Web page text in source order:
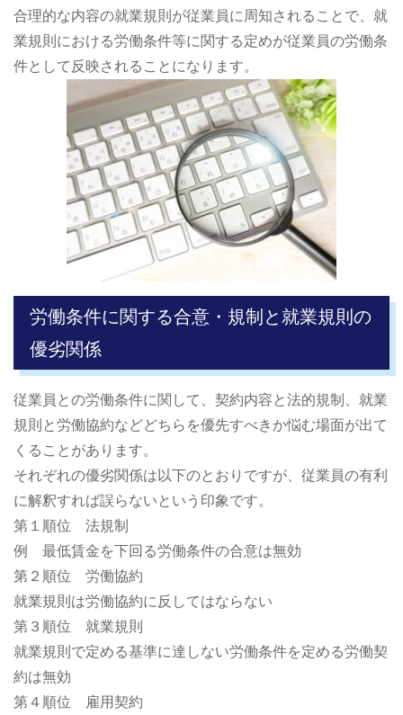
合理的な内容の就業規則が従業員に周知されることで、就
業規則における労働条件等に関する定めが従業員の労働条
件として反映されることになります。
労働条件に関する合意・規制と就業規則の
優劣関係
従業員との労働条件に関して、契約内容と法的規制、就業
規則と労働協約などどちらを優先すべきか悩む場面が出て
くることがあります。
それぞれの優劣関係は以下のとおりですが、従業員の有利
に解釈すれば誤らないという印象です。
第１順位 法規制
例 最低賃金を下回る労働条件の合意は無効
第２順位 労働協約
就業規則は労働協約に反してはならない
第３順位 就業規則
就業規則で定める基準に達しない労働条件を定める労働契
約は無効
第４順位 雇用契約